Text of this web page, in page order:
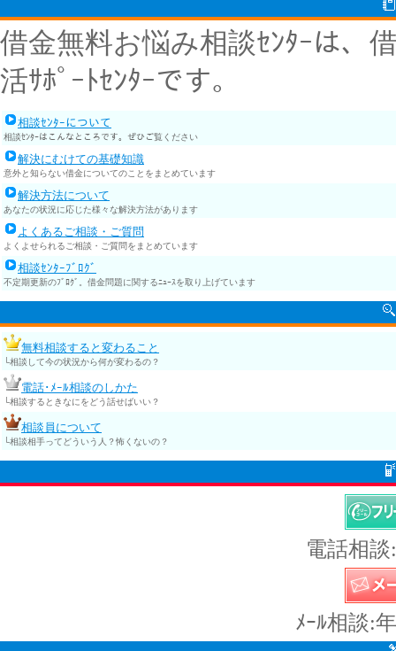
借金無料お悩み相談ｾﾝﾀｰは、
活ｻﾎﾟｰﾄｾﾝﾀｰです。
相談ｾﾝﾀｰについて
相談ｾﾝﾀｰはこんなところです。ぜひご覧ください
解決にむけての基礎知識
意外と知らない借金についてのことをまとめています
解決方法について
あなたの状況に応じた様々な解決方法があります
よくあるご相談・ご質問
よくよせられるご相談・ご質問をまとめています
相談ｾﾝﾀｰﾌﾞﾛｸﾞ
不定期更新のﾌﾞﾛｸﾞ。借金問題に関するﾆｭｰｽを取り上げています
無料相談すると変わること
└相談して今の状況から何が変わるの？
電話･ﾒｰﾙ相談のしかた
└相談するときなにをどう話せばいい？
相談員について
└相談相手ってどういう人？怖くないの？
電話相
ﾒｰﾙ相談: